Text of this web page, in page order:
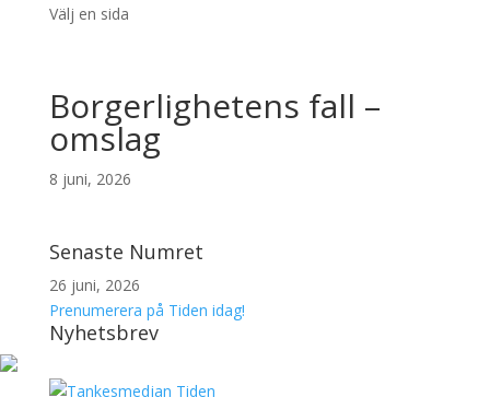
Välj en sida
Borgerlighetens fall –
omslag
8 juni, 2026
Senaste Numret
26 juni, 2026
Prenumerera på Tiden idag!
Nyhetsbrev